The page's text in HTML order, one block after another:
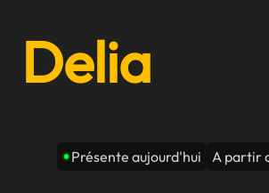
Delia
Présente aujourd'hui A partir